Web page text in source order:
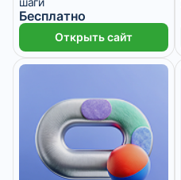
Бесплатно
Открыть сайт